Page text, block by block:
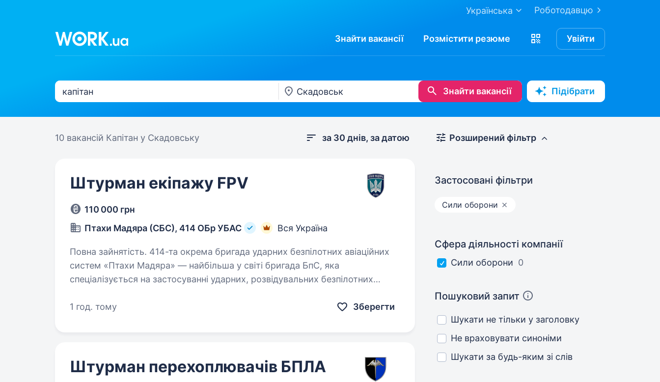
Роботодавцю
Українська
Знайти вакансії Розмістити резюме Увійти
Знайти вакансії Підібрати
10 вакансій Капітан у Скадовську за 30 днів, за датою
Штурман екіпажу FPV
110 000 грн
Птахи Мадяра (СБС), 414 ОБр УБАС
Вся Україна
Повна зайнятість. 414-та окрема бригада ударних безпілотних авіаційних
систем «Птахи Мадяра» — найбільша у світі бригада БпС, яка
спеціалізується на застосуванні ударних, розвідувальних безпілотних
1 год. тому
Зберегти
Штурман перехоплювачів БПЛА
Розширений фільтр
Застосовані фільтри
Сили оборони
Сфера діяльності компанії
Сили оборони 0
Пошуковий запит
Шукати не тільки у заголовку
Не враховувати синоніми
Шукати за будь-яким зі слів